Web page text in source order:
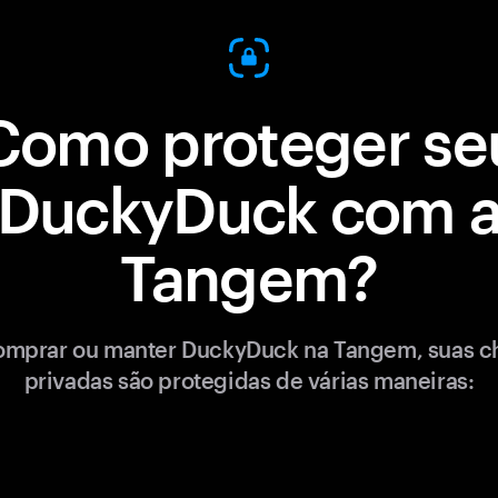
proteger
com
Tangem?
ou manter DuckyDuck na Tangem, suas
privadas são protegidas de várias maneiras: